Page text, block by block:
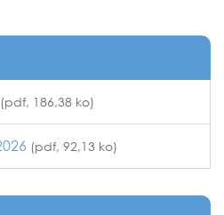
(pdf, 186,38 ko)
(pdf, 92,13 ko)